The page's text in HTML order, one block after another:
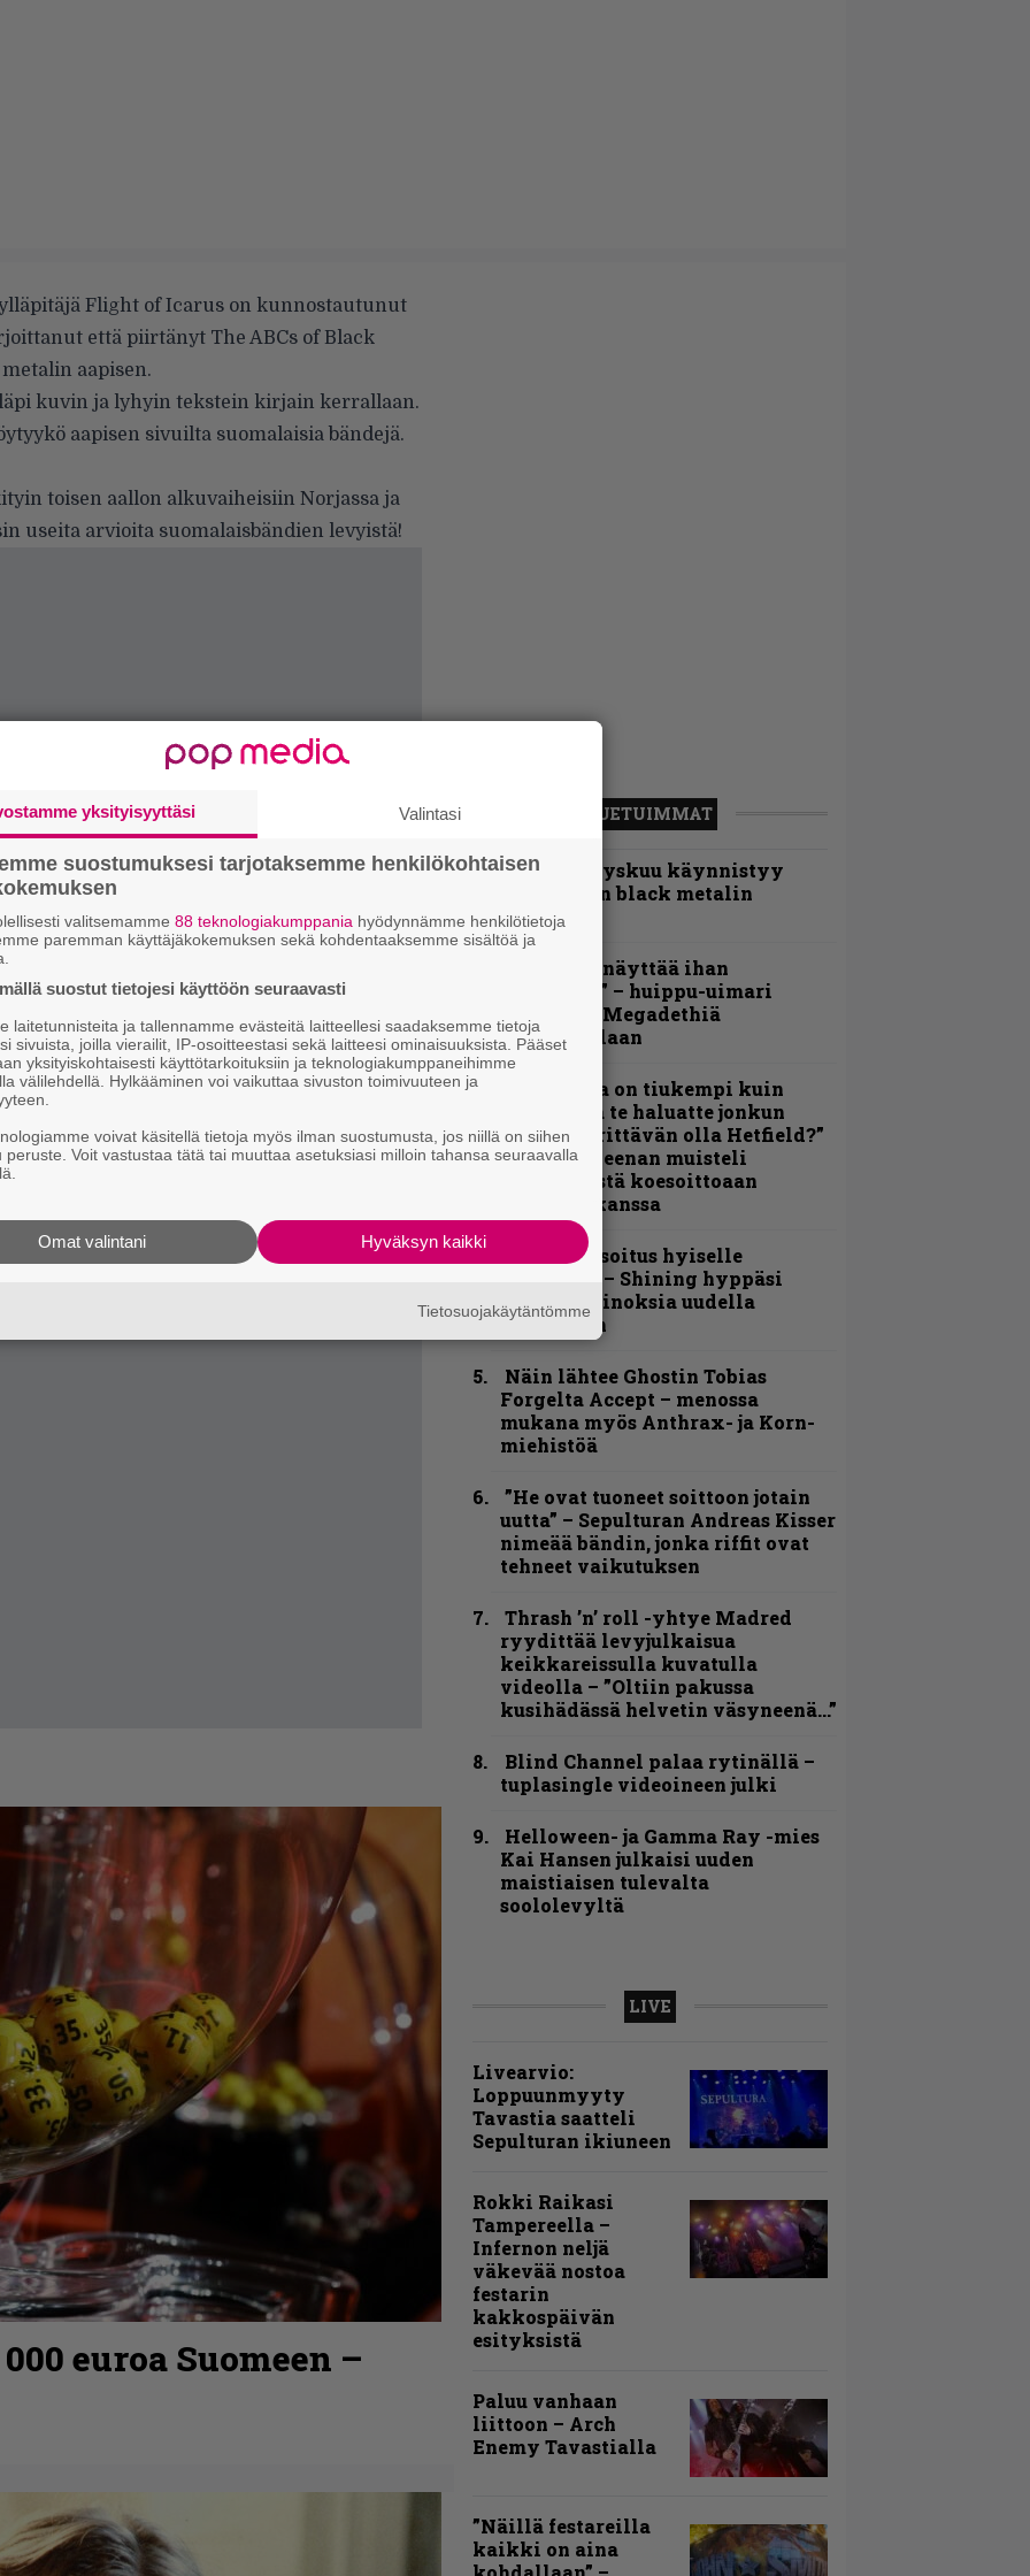
Flight of Icarus on kunnostautunut
että piirtänyt The ABCs of Black
aapisen.
kuvin ja lyhyin tekstein kirjain kerrallaan.
aapisen sivuilta suomalaisia bändejä.
toisen aallon alkuvaiheisiin Norjassa ja
useita arvioita suomalaisbändien levyistä!
vastaanMetal Trenchesin sivuilta.
ja tiedät mistä kahvitauolla puhutaan!
ja puheenaiheet suoraan sähköpostiin
euroa Suomeen –
LUETUIMMAT
Espoon syyskuu käynnistyy
kotimaisen black metalin
merkeissä
”Mitalini näyttää ihan
plektralta” – huippu-uimari
jamittelee Megadethiä
palkinnollaan
”Metallica on tiukempi kuin
koskaan ja te haluatte jonkun
nulikan yrittävän olla Hetfield?”
– Pepper Keenan muisteli
ensimmäistä koesoittoaan
hevijätin kanssa
Kunnianosoitus hyiselle
Pohjolalle – Shining hyppäsi
keskelle kinoksia uudella
videollaan
Näin lähtee Ghostin Tobias
Forgelta Accept – menossa
mukana myös Anthrax- ja Korn-
miehistöä
”He ovat tuoneet soittoon jotain
uutta” – Sepulturan Andreas Kisser
nimeää bändin, jonka riffit ovat
tehneet vaikutuksen
Thrash ’n’ roll -yhtye Madred
ryydittää levyjulkaisua
keikkareissulla kuvatulla
videolla – ”Oltiin pakussa
kusihädässä helvetin väsyneenä…”
Blind Channel palaa rytinällä –
tuplasingle videoineen julki
Helloween- ja Gamma Ray -mies
Kai Hansen julkaisi uuden
maistiaisen tulevalta
soololevyltä
LIVE
Livearvio:
Loppuunmyyty
Tavastia saatteli
Sepulturan ikiuneen
Rokki Raikasi
Tampereella –
Infernon neljä
väkevää nostoa
festarin
kakkospäivän
esityksistä
Paluu vanhaan
liittoon – Arch
Enemy Tavastialla
”Näillä festareilla
kaikki on aina
yksityisyyttäsi Valintasi
suostumuksesi tarjotaksemme henkilökohtaisen
valitsemamme 88 teknologiakumppania hyödynnämme henkilötietoja
paremman käyttäjäkokemuksen sekä kohdentaaksemme sisältöä ja
suostut tietojesi käyttöön seuraavasti
laitetunnisteita ja tallennamme evästeitä laitteellesi saadaksemme tietoja
sivuista, joilla vierailit, IP-osoitteestasi sekä laitteesi ominaisuuksista. Pääset
yksityiskohtaisesti käyttötarkoituksiin ja teknologiakumppaneihimme
välilehdellä. Hylkääminen voi vaikuttaa sivuston toimivuuteen ja
voivat käsitellä tietoja myös ilman suostumusta, jos niillä on siihen
peruste. Voit vastustaa tätä tai muuttaa asetuksiasi milloin tahansa seuraavalla
Hyväksyn kaikki
Omat valintani
Tietosuojakäytäntömme